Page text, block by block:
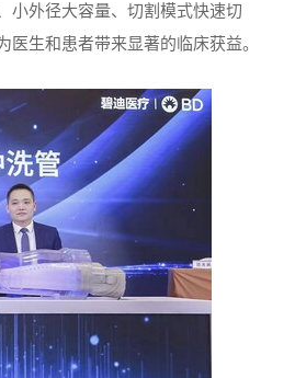
小外径大容量、切割模式快速切
生和患者带来显著的临床获益。